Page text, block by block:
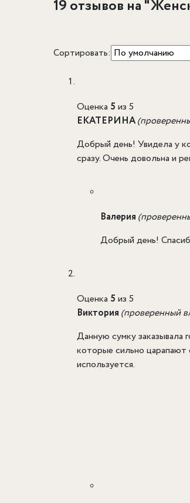
19 отзывов на "
Сортировать:
Оценка 5 из 5
ЕКАТЕРИНА
Добрый день! Увидела у
сразу. Очень довольна и
Валерия
Добрый день!
Оценка 5 из 5
Виктория (проверенный
Данную сумку заказывала
которые сильно царапают
используется.